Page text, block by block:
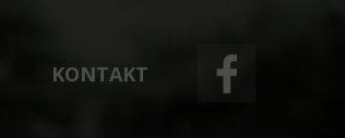
KONTAKT